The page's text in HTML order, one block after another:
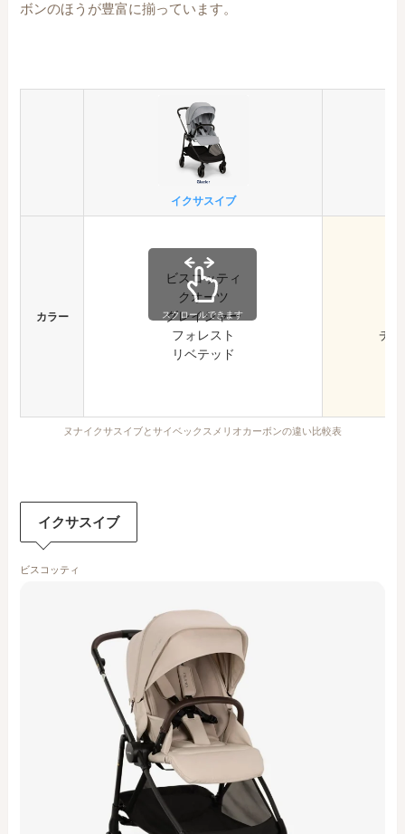
ボンのほうが豊富に揃っています。
イクサスイブ
カラー
ビスコッティ
クオーツ
グレイシャー
フォレスト
リベテッド
チ
ヌナイクサスイブとサイベックスメリオカーボンの違い比較表
スクロールできます
イクサスイブ
ビスコッティ